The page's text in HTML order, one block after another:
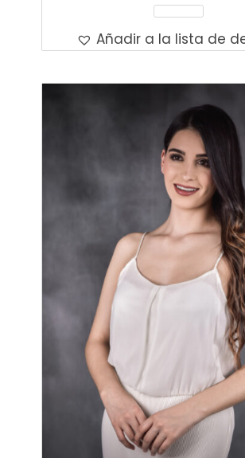
Leer Más
Añadir a la lista de